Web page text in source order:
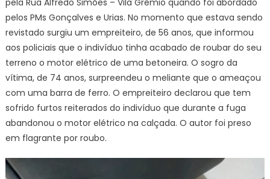
pela Rua Alfredo Simões – Vila Grêmio quando foi abordado
pelos PMs Gonçalves e Urias. No momento que estava sendo
revistado surgiu um empreiteiro, de 56 anos, que informou
aos policiais que o indivíduo tinha acabado de roubar do seu
terreno o motor elétrico de uma betoneira. O sogro da
vítima, de 74 anos, surpreendeu o meliante que o ameaçou
com uma barra de ferro. O empreiteiro declarou que tem
sofrido furtos reiterados do indivíduo que durante a fuga
abandonou o motor elétrico na calçada. O autor foi preso
em flagrante por roubo.